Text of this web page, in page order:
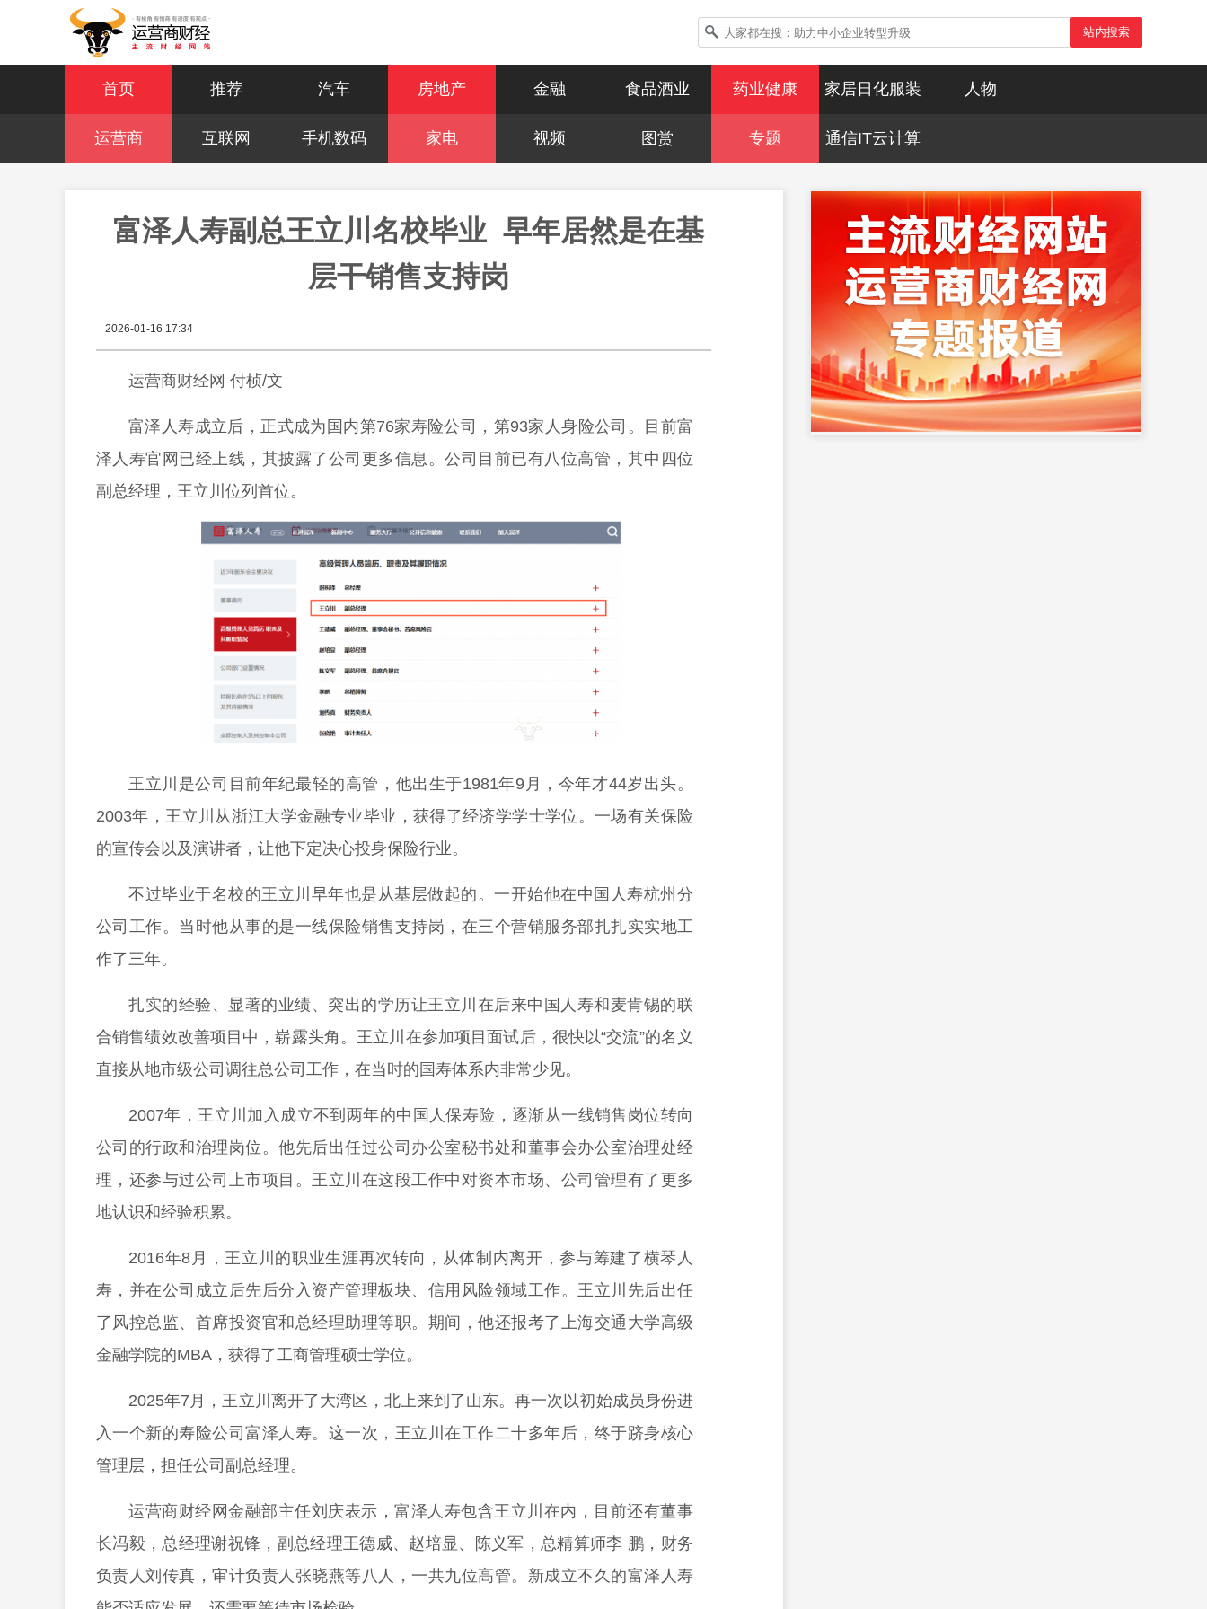
站内搜索
首页 推荐 汽车 房地产 金融 食品酒业 药业健康 家居日化服装 人物
运营商 互联网 手机数码 家电 视频 图赏 专题 通信IT云计算
富泽人寿副总王立川名校毕业  早年居然是在基
层干销售支持岗
2026-01-16 17:34
运营商财经网 付桢/文
富泽人寿成立后，正式成为国内第76家寿险公司，第93家人身险公司。目前富
泽人寿官网已经上线，其披露了公司更多信息。公司目前已有八位高管，其中四位
副总经理，王立川位列首位。
王立川是公司目前年纪最轻的高管，他出生于1981年9月，今年才44岁出头。
2003年，王立川从浙江大学金融专业毕业，获得了经济学学士学位。一场有关保险
的宣传会以及演讲者，让他下定决心投身保险行业。
不过毕业于名校的王立川早年也是从基层做起的。一开始他在中国人寿杭州分
公司工作。当时他从事的是一线保险销售支持岗，在三个营销服务部扎扎实实地工
作了三年。
扎实的经验、显著的业绩、突出的学历让王立川在后来中国人寿和麦肯锡的联
合销售绩效改善项目中，崭露头角。王立川在参加项目面试后，很快以“交流”的名义
直接从地市级公司调往总公司工作，在当时的国寿体系内非常少见。
2007年，王立川加入成立不到两年的中国人保寿险，逐渐从一线销售岗位转向
公司的行政和治理岗位。他先后出任过公司办公室秘书处和董事会办公室治理处经
理，还参与过公司上市项目。王立川在这段工作中对资本市场、公司管理有了更多
地认识和经验积累。
2016年8月，王立川的职业生涯再次转向，从体制内离开，参与筹建了横琴人
寿，并在公司成立后先后分入资产管理板块、信用风险领域工作。王立川先后出任
了风控总监、首席投资官和总经理助理等职。期间，他还报考了上海交通大学高级
金融学院的MBA，获得了工商管理硕士学位。
2025年7月，王立川离开了大湾区，北上来到了山东。再一次以初始成员身份进
入一个新的寿险公司富泽人寿。这一次，王立川在工作二十多年后，终于跻身核心
管理层，担任公司副总经理。
运营商财经网金融部主任刘庆表示，富泽人寿包含王立川在内，目前还有董事
长冯毅，总经理谢祝锋，副总经理王德威、赵培显、陈义军，总精算师李 鹏，财务
负责人刘传真，审计负责人张晓燕等八人，一共九位高管。新成立不久的富泽人寿